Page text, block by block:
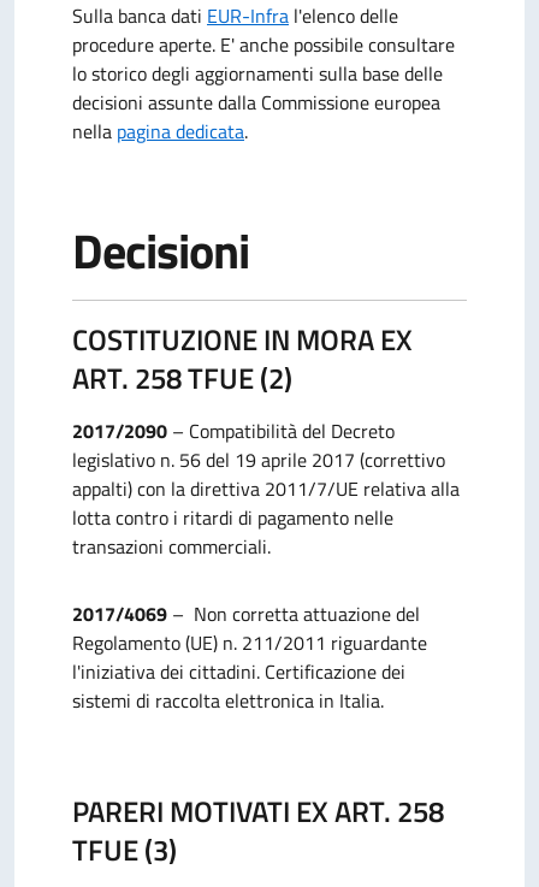
Sulla banca dati EUR-Infra l'elenco delle
procedure aperte. E' anche possibile consultare
lo storico degli aggiornamenti sulla base delle
decisioni assunte dalla Commissione europea
nella pagina dedicata.
Decisioni
COSTITUZIONE IN MORA EX
ART. 258 TFUE (2)
2017/2090 – Compatibilità del Decreto
legislativo n. 56 del 19 aprile 2017 (correttivo
appalti) con la direttiva 2011/7/UE relativa alla
lotta contro i ritardi di pagamento nelle
transazioni commerciali.
2017/4069 – Non corretta attuazione del
Regolamento (UE) n. 211/2011 riguardante
l'iniziativa dei cittadini. Certificazione dei
sistemi di raccolta elettronica in Italia.
PARERI MOTIVATI EX ART. 258
TFUE (3)